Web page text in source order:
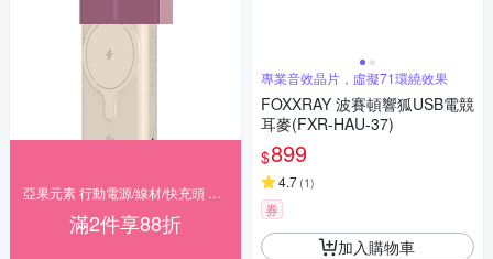
滿2件享88折
專業音效晶片，虛擬71環繞效果
FOXXRAY 波賽頓響狐USB電競
耳麥(FXR-HAU-37)
$899
4.7(1)
券
加入購物車